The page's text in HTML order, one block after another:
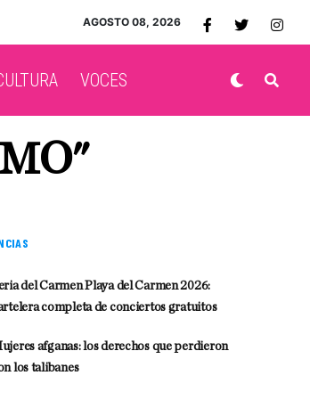
AGOSTO 08, 2026
VOCES
del Carmen Playa del Carmen 2026:
completa de conciertos gratuitos
afganas: los derechos que perdieron
los talibanes